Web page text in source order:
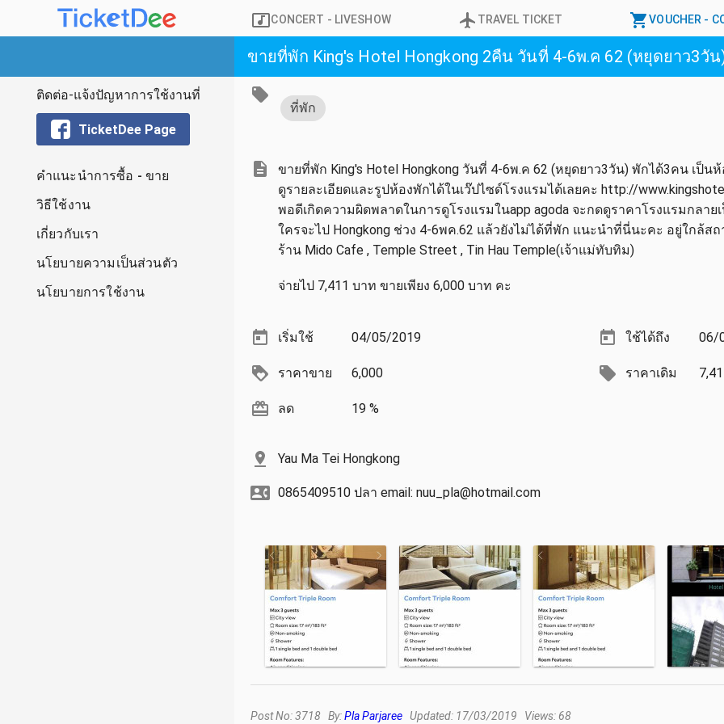
CONCERT - LIVESHOW TRAVEL TICKET VOUCHER -
ติดต่อ-แจ้งปัญหาการใช้งานที่
TicketDee Page
คำแนะนำการซื้อ - ขาย
วิธีใช้งาน
เกี่ยวกับเรา
นโยบายความเป็นส่วนตัว
นโยบายการใช้งาน
ขายที่พัก King's Hotel Hongkong 2คืน วันที่ 4-6พ.ค 62 (หยุดยาว3วั
ที่พัก
ขายที่พัก King's Hotel Hongkong วันที่ 4-6พ.ค 62 (หยุดยาว3วัน) พักได้3คน เป็น
ดูรายละเอียดและรูปห้องพักได้ในเว๊ปไซด์โรงแรมได้เลยคะ http://
พอดีเกิดความผิดพลาดในการดูโรงแรมในapp agoda จะกดดูราคาโรงแรมกลาย
ใครจะไป Hongkong ช่วง 4-6พค.62 แล้วยังไม่ได้ที่พัก แนะนำที่นี่นะคะ อยู่ใกล้สถ
ร้าน Mido Cafe , Temple Street , Tin Hau Temple(เจ้าแม่ทับทิม)
จ่ายไป 7,411 บาท ขายเพียง 6,000 บาท คะ
เริ่มใช้ 04/05/2019 ใช้ได้ถึง 06/
ราคาขาย 6,000 ราคาเดิม
ลด 19 %
Yau Ma Tei Hongkong
0865409510 ปลา email: nuu_pla@hotmail.com
Post No: 3718 By:Pla Parjaree Updated: 17/03/2019 Views: 68